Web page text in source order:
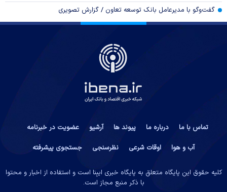
گفت‌وگو با مدیرعامل بانک توسعه تعاون / گزارش تصویری
تماس با ما درباره ما پیوند ها آرشیو
عضویت در خبرنامه
آب و هوا
اوقات شرعی نظرسنجی جستجوی پیشرفته
کلیه حقوق این پایگاه متعلق به پایگاه خبری ایبِنا است و استفاده از اخبار و محتوا
با ذکر منبع مجاز است.